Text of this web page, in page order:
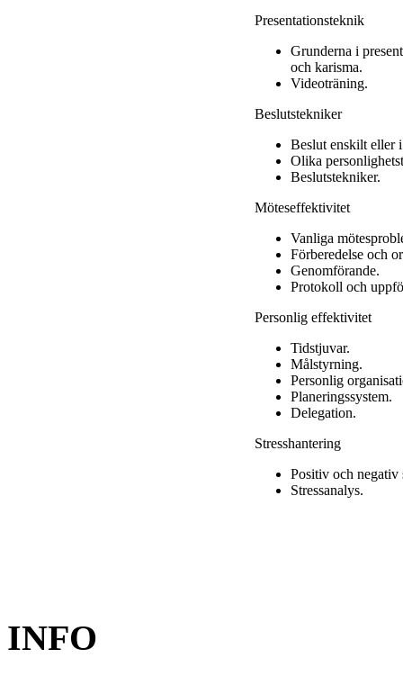
Presentationsteknik
Grunderna i
och karisma.
Videoträning.
Beslutstekniker
Beslut enskilt eller
Olika
Beslutstekniker.
Möteseffektivitet
Vanliga
Förberedelse och
Genomförande.
Protokoll och
Personlig effektivitet
Tidstjuvar.
Målstyrning.
Personlig
Planeringssystem.
Delegation.
Stresshantering
Positiv och negativ
Stressanalys.
INFO